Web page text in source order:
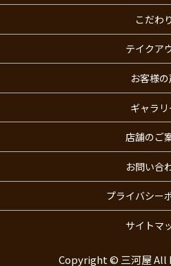
こだわり
テイクア
お客様の
ギャラリ
店舗のご
お問い合
プライバシー
サイトマ
Copyright © 三河屋 All